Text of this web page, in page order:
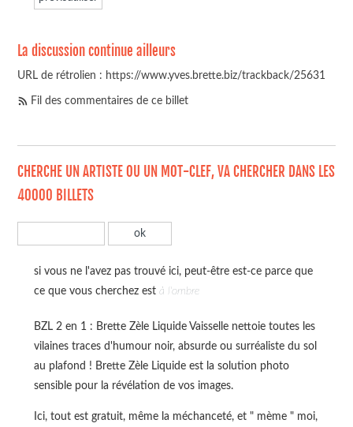
La discussion continue ailleurs
URL de rétrolien : https://www.yves.brette.biz/trackback/25631
Fil des commentaires de ce billet
CHERCHE UN ARTISTE OU UN MOT-CLEF, VA CHERCHER DANS LES
40000 BILLETS
si vous ne l'avez pas trouvé ici, peut-être est-ce parce que
ce que vous cherchez est à l'ombre
BZL 2 en 1 : Brette Zèle Liquide Vaisselle nettoie toutes les
vilaines traces d'humour noir, absurde ou surréaliste du sol
au plafond ! Brette Zèle Liquide est la solution photo
sensible pour la révélation de vos images.
Ici, tout est gratuit, même la méchanceté, et " mème " moi,